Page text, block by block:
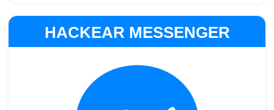
HACKEAR MESSENGER